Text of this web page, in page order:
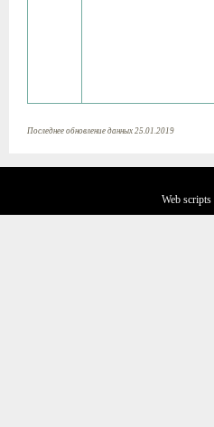
Последнее обновление данных 25.01.2019
Web scripts